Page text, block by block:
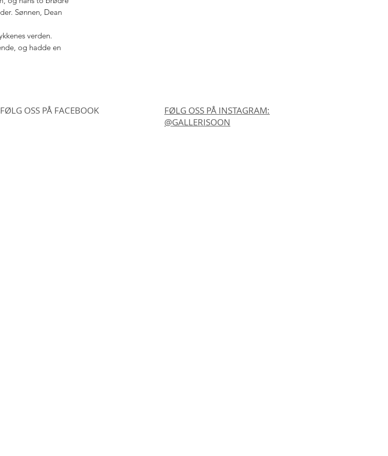
Sønnen, Dean
verden.
og hadde en
FØLG OSS PÅ FACEBOOK
FØLG OSS PÅ INSTAGRAM:
@GALLERISOON